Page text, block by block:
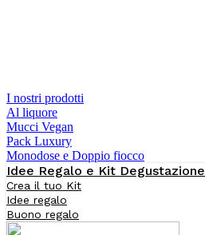
I nostri prodotti
Al liquore
Mucci Vegan
Pack Luxury
Monodose e Doppio fiocco
Idee Regalo e Kit Degustazione
Crea il tuo Kit
Idee regalo
Buono regalo